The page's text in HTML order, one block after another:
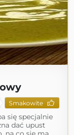
Smakowite
się specjalnie
dać upust